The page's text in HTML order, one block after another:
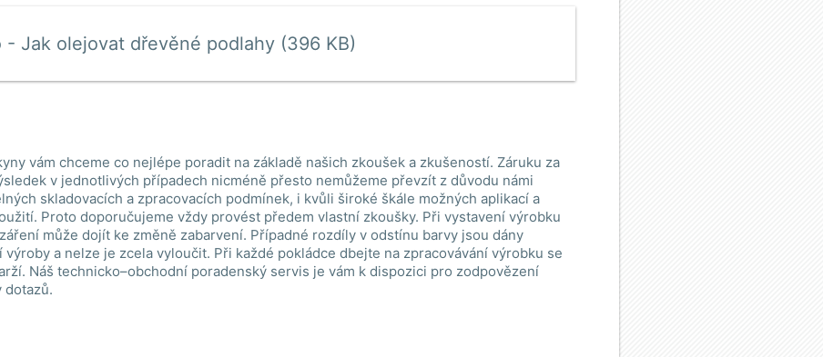
- Jak olejovat dřevěné podlahy (396 KB)
vám chceme co nejlépe poradit na základě našich zkoušek a zkušeností. Záruku za
v jednotlivých případech nicméně přesto nemůžeme převzít z důvodu námi
skladovacích a zpracovacích podmínek, i kvůli široké škále možných aplikací a
Proto doporučujeme vždy provést předem vlastní zkoušky. Při vystavení výrobku
může dojít ke změně zabarvení. Případné rozdíly v odstínu barvy jsou dány
a nelze je zcela vyloučit. Při každé pokládce dbejte na zpracovávání výrobku se
Náš technicko–obchodní poradenský servis je vám k dispozici pro zodpovězení
dotazů.